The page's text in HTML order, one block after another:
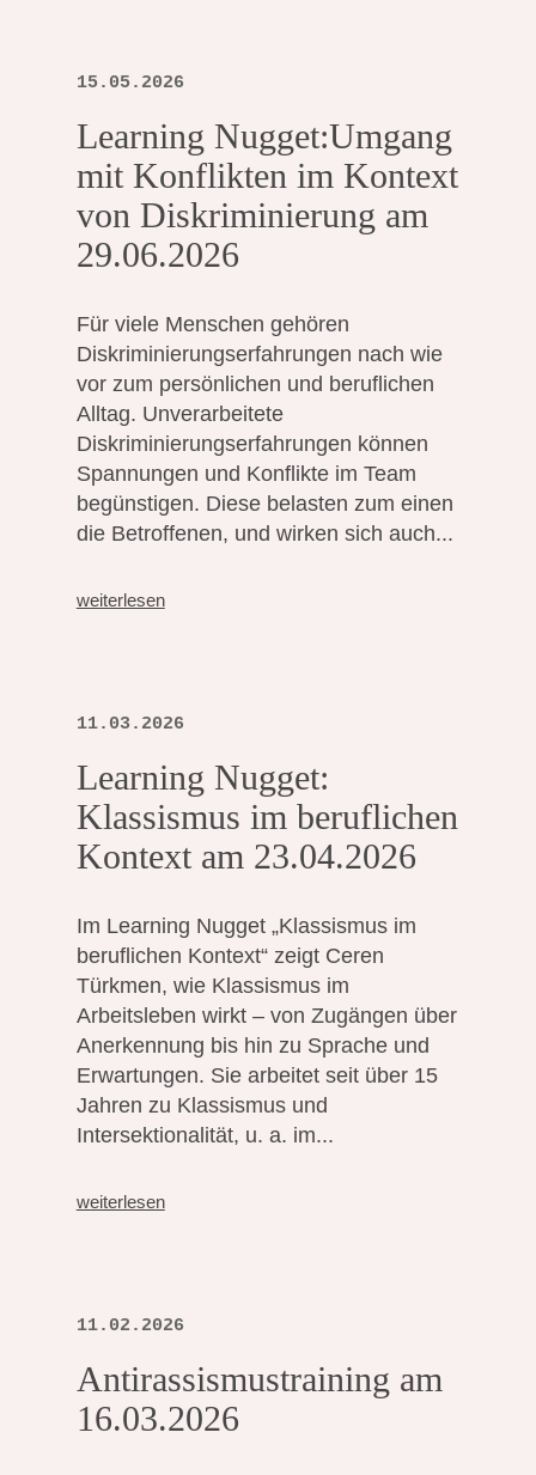
Learning Nugget:Umgang
mit Konflikten im Kontext
von Diskriminierung am
29.06.2026
15.05.2026
Für viele Menschen gehören
Diskriminierungserfahrungen nach wie
vor zum persönlichen und beruflichen
Alltag. Unverarbeitete
Diskriminierungserfahrungen können
Spannungen und Konflikte im Team
begünstigen. Diese belasten zum einen
die Betroffenen, und wirken sich auch...
weiterlesen
Learning Nugget:
Klassismus im beruflichen
Kontext am 23.04.2026
11.03.2026
Im Learning Nugget „Klassismus im
beruflichen Kontext“ zeigt Ceren
Türkmen, wie Klassismus im
Arbeitsleben wirkt – von Zugängen über
Anerkennung bis hin zu Sprache und
Erwartungen. Sie arbeitet seit über 15
Jahren zu Klassismus und
Intersektionalität, u. a. im...
weiterlesen
Antirassismustraining am
16.03.2026
11.02.2026